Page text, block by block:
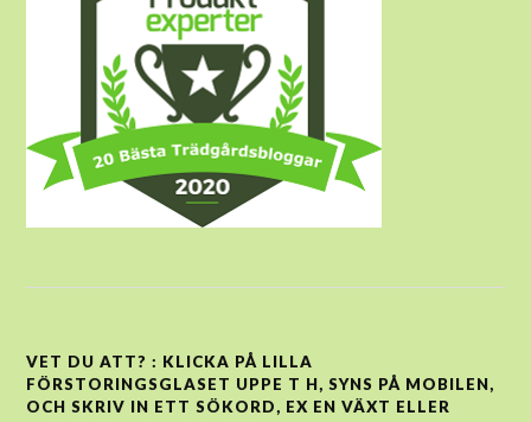
VET DU ATT? : KLICKA PÅ LILLA
FÖRSTORINGSGLASET UPPE T H, SYNS PÅ MOBILEN,
OCH SKRIV IN ETT SÖKORD, EX EN VÄXT ELLER